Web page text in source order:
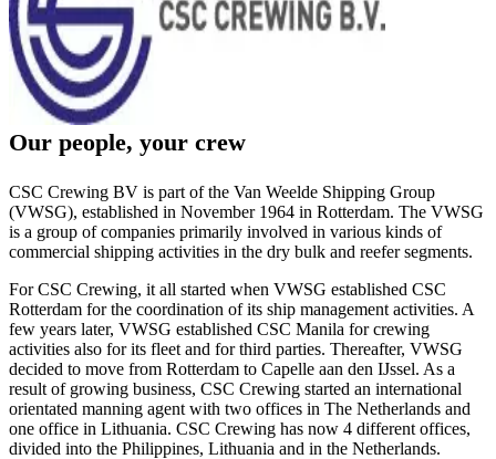
Our people, your crew
CSC Crewing BV is part of the Van Weelde Shipping Group
(VWSG), established in November 1964 in Rotterdam. The VWSG
is a group of companies primarily involved in various kinds of
commercial shipping activities in the dry bulk and reefer segments.
For CSC Crewing, it all started when VWSG established CSC
Rotterdam for the coordination of its ship management activities. A
few years later, VWSG established CSC Manila for crewing
activities also for its fleet and for third parties. Thereafter, VWSG
decided to move from Rotterdam to Capelle aan den IJssel. As a
result of growing business, CSC Crewing started an international
orientated manning agent with two offices in The Netherlands and
one office in Lithuania. CSC Crewing has now 4 different offices,
divided into the Philippines, Lithuania and in the Netherlands.